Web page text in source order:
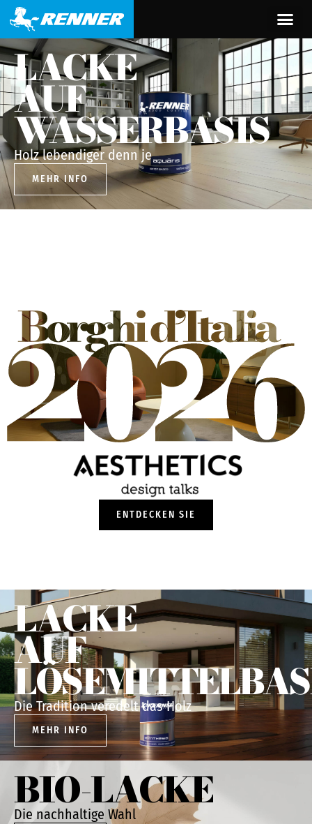
LACKE
AUF
WASSERBASIS
Holz lebendiger denn je
MEHR INFO
ENTDECKEN SIE
LACKE
AUF
Die Tradition veredelt das Holz
MEHR INFO
BIO-LACKE
Die nachhaltige Wahl